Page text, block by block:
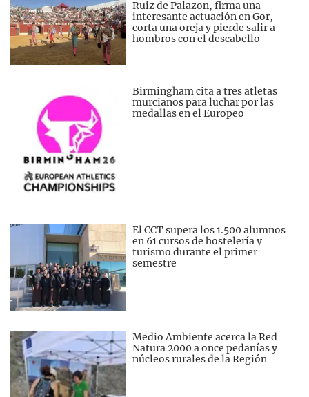
Ruiz de Palazon, firma una
interesante actuación en Gor,
corta una oreja y pierde salir a
hombros con el descabello
Birmingham cita a tres atletas
murcianos para luchar por las
medallas en el Europeo
El CCT supera los 1.500 alumnos
en 61 cursos de hostelería y
turismo durante el primer
semestre
Medio Ambiente acerca la Red
Natura 2000 a once pedanías y
núcleos rurales de la Región